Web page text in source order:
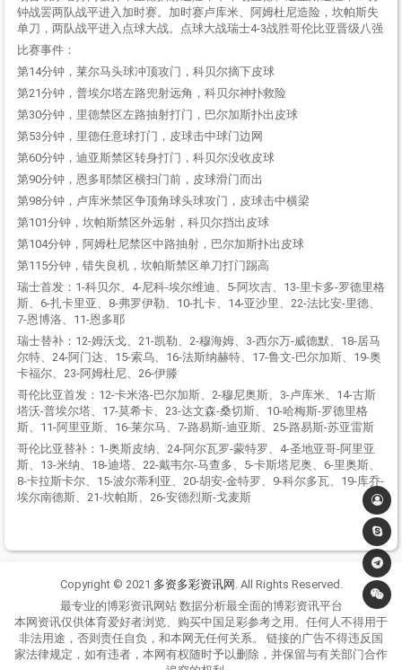
钟战罢两队战平进入加时赛。加时赛卢库米、阿姆杜尼造险，坎帕斯失
单刀，两队战平进入点球大战。点球大战瑞士4-3战胜哥伦比亚晋级八强
比赛事件：
第14分钟，莱尔马头球冲顶攻门，科贝尔摘下皮球
第21分钟，普埃尔塔左路兜射远角，科贝尔神扑救险
第30分钟，里德禁区左路抽射打门，巴尔加斯扑出皮球
第53分钟，里德任意球打门，皮球击中球门边网
第60分钟，迪亚斯禁区转身打门，科贝尔没收皮球
第90分钟，恩多耶禁区横扫门前，皮球滑门而出
第98分钟，卢库米禁区争顶角球头球攻门，皮球击中横梁
第101分钟，坎帕斯禁区外远射，科贝尔挡出皮球
第104分钟，阿姆杜尼禁区中路抽射，巴尔加斯扑出皮球
第115分钟，错失良机，坎帕斯禁区单刀打门踢高
瑞士首发：1-科贝尔、4-尼科-埃尔维迪、5-阿坎吉、13-里卡多-罗德里格
斯、6-扎卡里亚、8-弗罗伊勒、10-扎卡、14-亚沙里、22-法比安-里德、
7-恩博洛、11-恩多耶
瑞士替补：12-姆沃戈、21-凯勒、2-穆海姆、3-西尔万-威德默、18-居马
尔特、24-阿门达、15-索乌、16-法斯纳赫特、17-鲁文-巴尔加斯、19-奥
卡福尔、23-阿姆杜尼、26-伊滕
哥伦比亚首发：12-卡米洛-巴尔加斯、2-穆尼奥斯、3-卢库米、14-古斯
塔沃-普埃尔塔、17-莫希卡、23-达文森-桑切斯、10-哈梅斯-罗德里格
斯、11-阿里亚斯、16-莱尔马、7-路易斯-迪亚斯、25-路易斯-苏亚雷斯
哥伦比亚替补：1-奥斯皮纳、24-阿尔瓦罗-蒙特罗、4-圣地亚哥-阿里亚
斯、13-米纳、18-迪塔、22-戴韦尔-马查多、5-卡斯塔尼奥、6-里奥斯、
8-卡拉斯卡尔、15-波尔蒂利亚、20-胡安-金特罗、9-科尔多瓦、19-库乔-
埃尔南德斯、21-坎帕斯、26-安德烈斯-戈麦斯
Copyright © 2021 多资多彩资讯网 . All Rights Reserved.
最专业的博彩资讯网站 数据分析最全面的博彩资讯平台
本网资讯仅供体育爱好者浏览、购买中国足彩参考之用。任何人不得用于
非法用途，否则责任自负，和本网无任何关系。 链接的广告不得违反国
家法律规定，如有违者，本网有权随时予以删除，并保留与有关部门合作